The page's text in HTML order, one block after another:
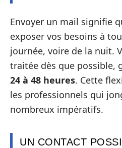
Envoyer un mail signifie
exposer vos besoins à
journée, voire de la nuit.
traitée dès que possible,
24 à 48 heures. Cette
les professionnels qui
nombreux impératifs.
UN CONTACT